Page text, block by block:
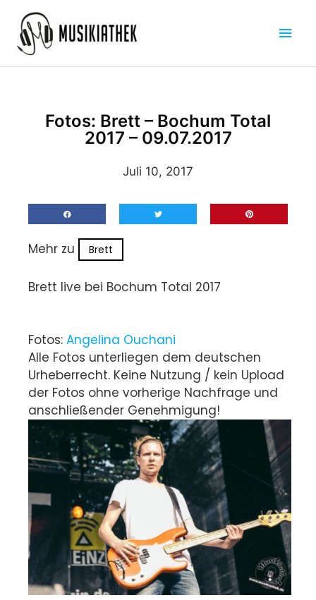
Inhalt
springen
Fotos: Brett – Bochum Total
2017 – 09.07.2017
Juli 10, 2017
Mehr zu Brett
Brett live bei Bochum Total 2017
Fotos: Angelina Ouchani
Alle Fotos unterliegen dem deutschen
Urheberrecht. Keine Nutzung / kein Upload
der Fotos ohne vorherige Nachfrage und
anschließender Genehmigung!